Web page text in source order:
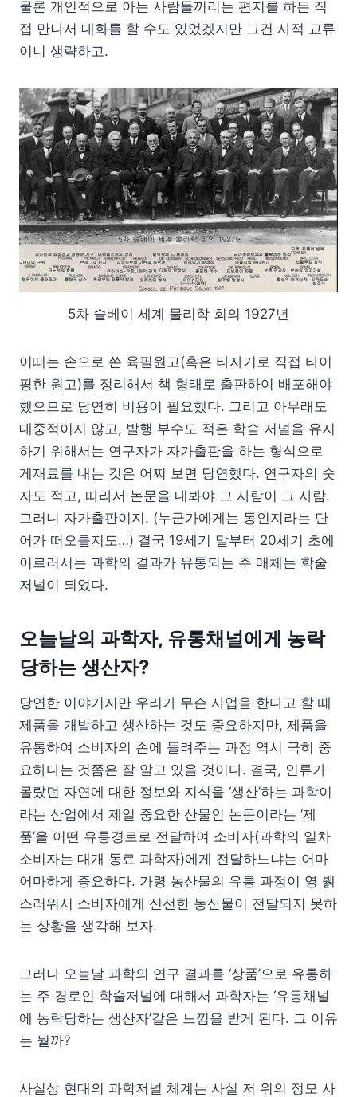
물론 개인적으로 아는 사람들끼리는 편지를 하든 직
접 만나서 대화를 할 수도 있었겠지만 그건 사적 교류
이니 생략하고.
5차 솔베이 세계 물리학 회의 1927년
이때는 손으로 쓴 육필원고(혹은 타자기로 직접 타이
핑한 원고)를 정리해서 책 형태로 출판하여 배포해야
했으므로 당연히 비용이 필요했다. 그리고 아무래도
대중적이지 않고, 발행 부수도 적은 학술 저널을 유지
하기 위해서는 연구자가 자가출판을 하는 형식으로
게재료를 내는 것은 어찌 보면 당연했다. 연구자의 숫
자도 적고, 따라서 논문을 내봐야 그 사람이 그 사람.
그러니 자가출판이지. (누군가에게는 동인지라는 단
어가 떠오를지도…) 결국 19세기 말부터 20세기 초에
이르러서는 과학의 결과가 유통되는 주 매체는 학술
저널이 되었다.
오늘날의 과학자, 유통채널에게 농락
당하는 생산자?
당연한 이야기지만 우리가 무슨 사업을 한다고 할 때
제품을 개발하고 생산하는 것도 중요하지만, 제품을
유통하여 소비자의 손에 들려주는 과정 역시 극히 중
요하다는 것쯤은 잘 알고 있을 것이다. 결국, 인류가
몰랐던 자연에 대한 정보와 지식을 ‘생산’하는 과학이
라는 산업에서 제일 중요한 산물인 논문이라는 ‘제
품’을 어떤 유통경로로 전달하여 소비자(과학의 일차
소비자는 대개 동료 과학자)에게 전달하느냐는 어마
어마하게 중요하다. 가령 농산물의 유통 과정이 영 뷁
스러워서 소비자에게 신선한 농산물이 전달되지 못하
는 상황을 생각해 보자.
그러나 오늘날 과학의 연구 결과를 ‘상품’으로 유통하
는 주 경로인 학술저널에 대해서 과학자는 ‘유통채널
에 농락당하는 생산자’같은 느낌을 받게 된다. 그 이유
는 뭘까?
사실상 현대의 과학저널 체계는 사실 저 위의 정모 사